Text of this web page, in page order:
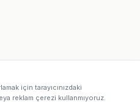
için tarayıcınızdaki
reklam çerezi kullanmıyoruz.